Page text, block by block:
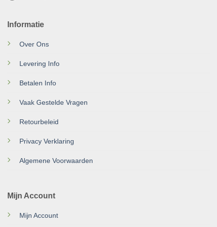
Informatie
Over Ons
Levering Info
Betalen Info
Vaak Gestelde Vragen
Retourbeleid
Privacy Verklaring
Algemene Voorwaarden
Mijn Account
Mijn Account